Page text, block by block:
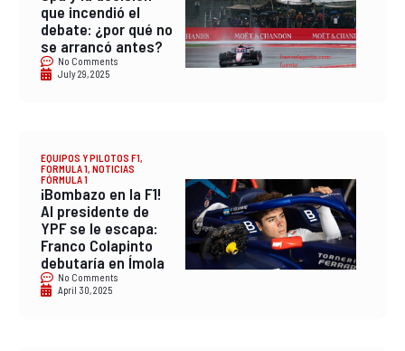
que incendió el
debate: ¿por qué no
se arrancó antes?
No Comments
July 29, 2025
EQUIPOS Y PILOTOS F1,
FORMULA 1, NOTICIAS
FÓRMULA 1
¡Bombazo en la F1!
Al presidente de
YPF se le escapa:
Franco Colapinto
debutaría en Ímola
No Comments
April 30, 2025